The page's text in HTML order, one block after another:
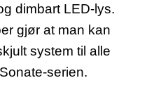
dimbart LED-lys.
gjør at man kan
system til alle
serien.